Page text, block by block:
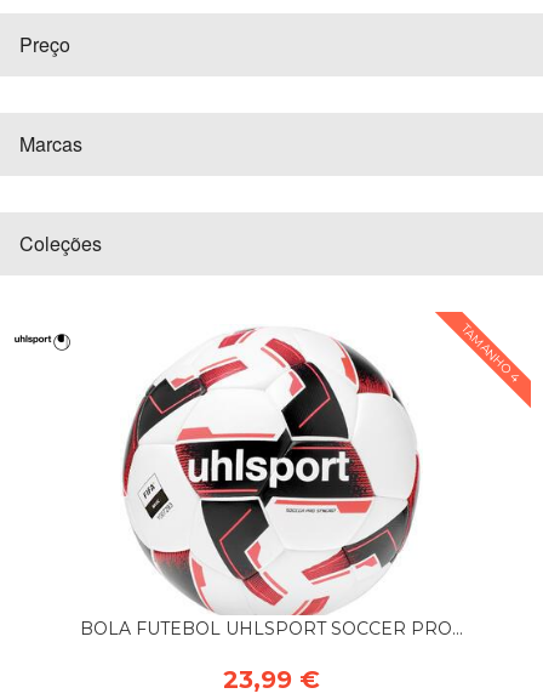
Preço
Marcas
Coleções
TAMANHO 4
BOLA FUTEBOL UHLSPORT SOCCER PRO...
23,99 €